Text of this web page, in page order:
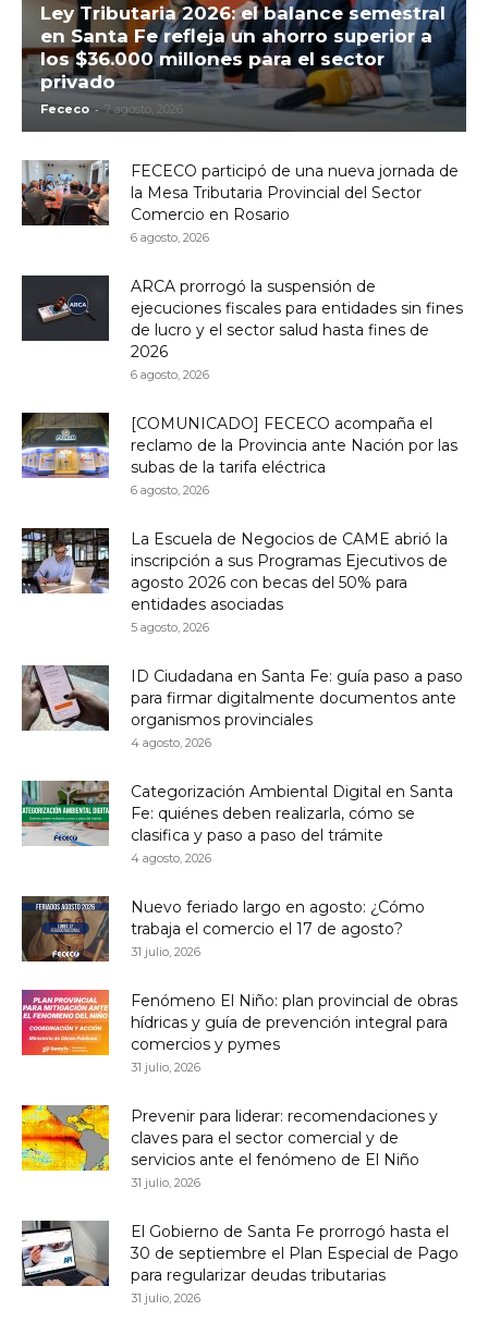
Ley Tributaria 2026: el balance semestral
en Santa Fe refleja un ahorro superior a
los $36.000 millones para el sector
privado
Fececo - 7 agosto, 2026
FECECO participó de una nueva jornada de
la Mesa Tributaria Provincial del Sector
Comercio en Rosario
6 agosto, 2026
ARCA prorrogó la suspensión de
ejecuciones fiscales para entidades sin fines
de lucro y el sector salud hasta fines de
2026
6 agosto, 2026
[COMUNICADO] FECECO acompaña el
reclamo de la Provincia ante Nación por las
subas de la tarifa eléctrica
6 agosto, 2026
La Escuela de Negocios de CAME abrió la
inscripción a sus Programas Ejecutivos de
agosto 2026 con becas del 50% para
entidades asociadas
5 agosto, 2026
ID Ciudadana en Santa Fe: guía paso a paso
para firmar digitalmente documentos ante
organismos provinciales
4 agosto, 2026
Categorización Ambiental Digital en Santa
Fe: quiénes deben realizarla, cómo se
clasifica y paso a paso del trámite
4 agosto, 2026
Nuevo feriado largo en agosto: ¿Cómo
trabaja el comercio el 17 de agosto?
31 julio, 2026
Fenómeno El Niño: plan provincial de obras
hídricas y guía de prevención integral para
comercios y pymes
31 julio, 2026
Prevenir para liderar: recomendaciones y
claves para el sector comercial y de
servicios ante el fenómeno de El Niño
31 julio, 2026
El Gobierno de Santa Fe prorrogó hasta el
30 de septiembre el Plan Especial de Pago
para regularizar deudas tributarias
31 julio, 2026